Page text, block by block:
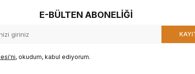
E-BÜLTEN ABONELIĞI
, okudum, kabul ediyorum.